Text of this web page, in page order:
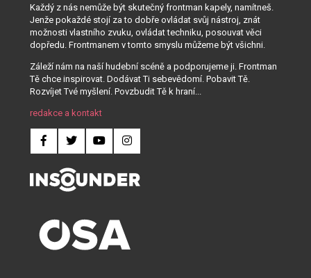
Každý z nás nemůže být skutečný frontman kapely, namítneš.
Jenže pokaždé stojí za to dobře ovládat svůj nástroj, znát
možnosti vlastního zvuku, ovládat techniku, posouvat věci
dopředu. Frontmanem v tomto smyslu můžeme být všichni.
Záleží nám na naší hudební scéně a podporujeme ji. Frontman
Tě chce inspirovat. Dodávat Ti sebevědomí. Pobavit Tě.
Rozvíjet Tvé myšlení. Povzbudit Tě k hraní...
redakce a kontakt